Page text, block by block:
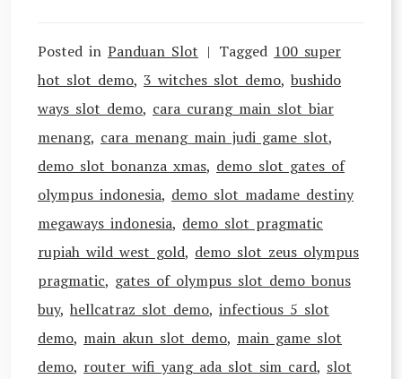
Posted in Panduan Slot Tagged 100 super
hot slot demo, 3 witches slot demo, bushido
ways slot demo, cara curang main slot biar
menang, cara menang main judi game slot,
demo slot bonanza xmas, demo slot gates of
olympus indonesia, demo slot madame destiny
megaways indonesia, demo slot pragmatic
rupiah wild west gold, demo slot zeus olympus
pragmatic, gates of olympus slot demo bonus
buy, hellcatraz slot demo, infectious 5 slot
demo, main akun slot demo, main game slot
demo, router wifi yang ada slot sim card, slot